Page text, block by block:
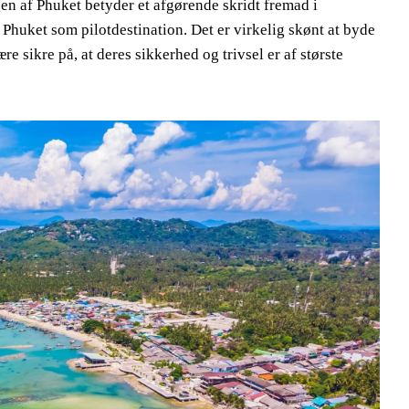
af ​​Phuket betyder et afgørende skridt fremad i
som pilotdestination. Det er virkelig skønt at byde
sikre på, at deres sikkerhed og trivsel er af største